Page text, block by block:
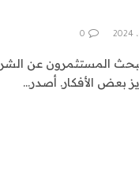
0
المستثمرون عن
بعض الأفكار. أصدر…